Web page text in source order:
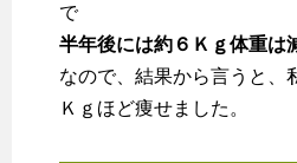
で
半年後には約６Ｋｇ体重は
なので、結果から言うと、
Ｋｇほど痩せました。